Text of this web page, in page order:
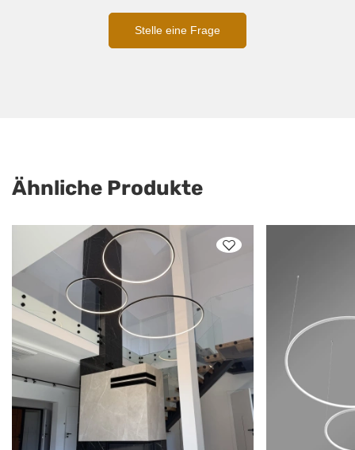
Stelle eine Frage
Ähnliche Produkte